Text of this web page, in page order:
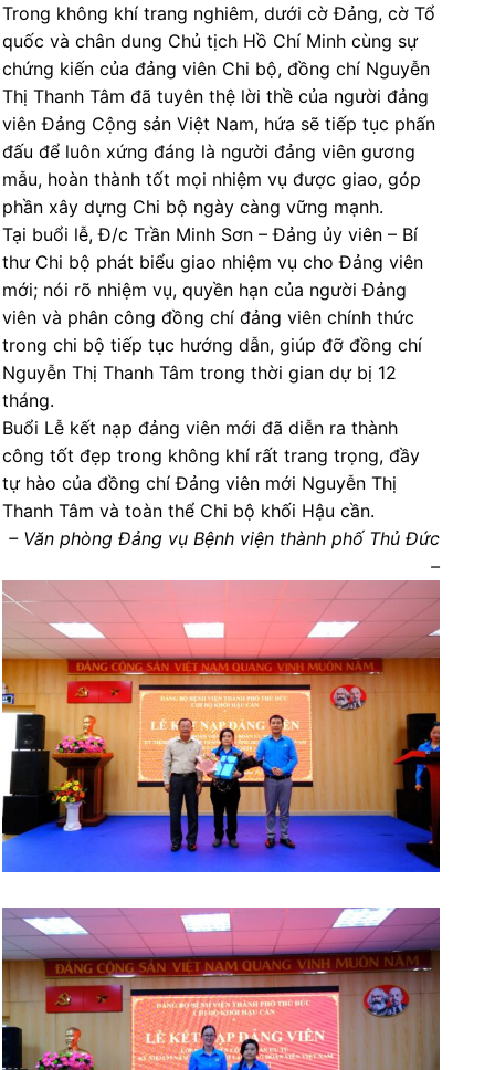
Trong không khí trang nghiêm, dưới cờ Đảng, cờ Tổ
quốc và chân dung Chủ tịch Hồ Chí Minh cùng sự
chứng kiến của đảng viên Chi bộ, đồng chí Nguyễn
Thị Thanh Tâm đã tuyên thệ lời thề của người đảng
viên Đảng Cộng sản Việt Nam, hứa sẽ tiếp tục phấn
đấu để luôn xứng đáng là người đảng viên gương
mẫu, hoàn thành tốt mọi nhiệm vụ được giao, góp
phần xây dựng Chi bộ ngày càng vững mạnh.
Tại buổi lễ, Đ/c Trần Minh Sơn – Đảng ủy viên – Bí
thư Chi bộ phát biểu giao nhiệm vụ cho Đảng viên
mới; nói rõ nhiệm vụ, quyền hạn của người Đảng
viên và phân công đồng chí đảng viên chính thức
trong chi bộ tiếp tục hướng dẫn, giúp đỡ đồng chí
Nguyễn Thị Thanh Tâm trong thời gian dự bị 12
tháng.
Buổi Lễ kết nạp đảng viên mới đã diễn ra thành
công tốt đẹp trong không khí rất trang trọng, đầy
tự hào của đồng chí Đảng viên mới Nguyễn Thị
Thanh Tâm và toàn thể Chi bộ khối Hậu cần.
– Văn phòng Đảng vụ Bệnh viện thành phố Thủ Đức
–